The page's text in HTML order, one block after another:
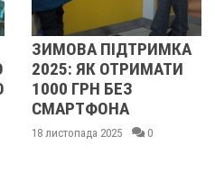
ЗИМОВА ПІДТРИМКА
2025: ЯК ОТРИМАТИ
1000 ГРН БЕЗ
СМАРТФОНА
18 листопада 2025 0